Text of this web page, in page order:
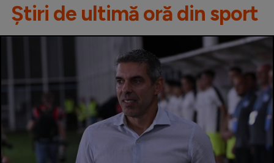
Știri de ultimă oră din sport